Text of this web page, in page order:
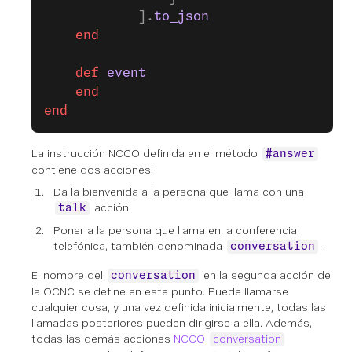
            ].
to_json
    end
    def
event
    end
end
La instrucción NCCO definida en el método #answer
contiene dos acciones:
Da la bienvenida a la persona que llama con una
talk
acción
Poner a la persona que llama en la conferencia
telefónica, también denominada
conversation .
El nombre del conversation
en la segunda acción de
la OCNC se define en este punto. Puede llamarse
cualquier cosa, y una vez definida inicialmente, todas las
llamadas posteriores pueden dirigirse a ella. Además,
todas las demás acciones NCCO
conversation